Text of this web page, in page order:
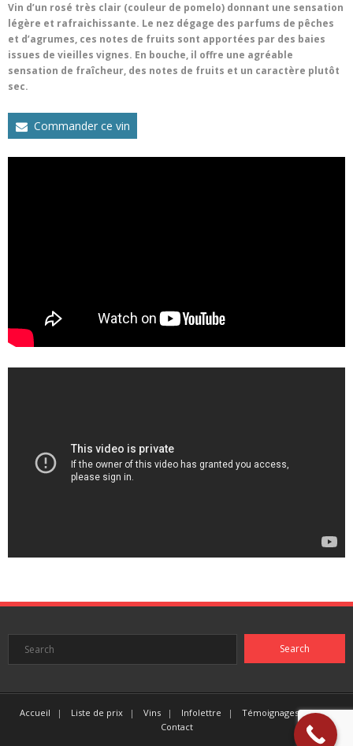
Vin d’un rosé très clair (couleur de pomelo) donnant une sensation
légère et rafraichissante. Le nez dégage des parfums de pêches
et d’agrumes, ces notes de fruits sont apportées par des baies
issues de vieilles vignes. En bouche, il offre une agréable
sensation de fraîcheur, des notes de fruits et un caractère plutôt
sec.
Commander ce vin
Accueil Liste de prix Vins Infolettre
Témoignages clients
Contact